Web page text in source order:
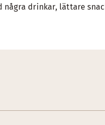
drinkar, lättare